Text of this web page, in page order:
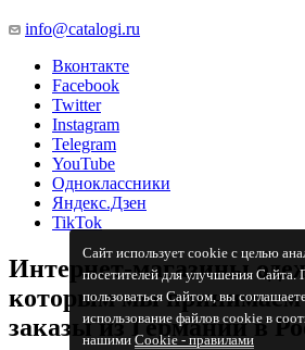
Сайт использует cookie с целью
посетителей для улучшения Сайта.
пользоваться Сайтом, вы
использование файлов cookie в
нашимиCookiе - правилами
info@catalogi.ru
Вконтакте
Facebook
Twitter
Instagram
Telegram
YouTube
Одноклассники
Яндекс.Дзен
TikTok
Интернет-магазины
которым мы принимаем
заказы из Германии в